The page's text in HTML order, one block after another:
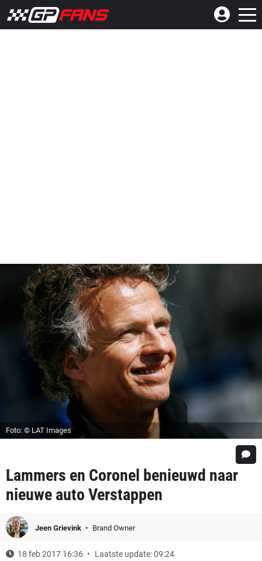
Foto: © LAT Images
Lammers en Coronel benieuwd naar
nieuwe auto Verstappen
Jeen Grievink Brand Owner
18 feb 2017 16:36 Laatste update: 09:24